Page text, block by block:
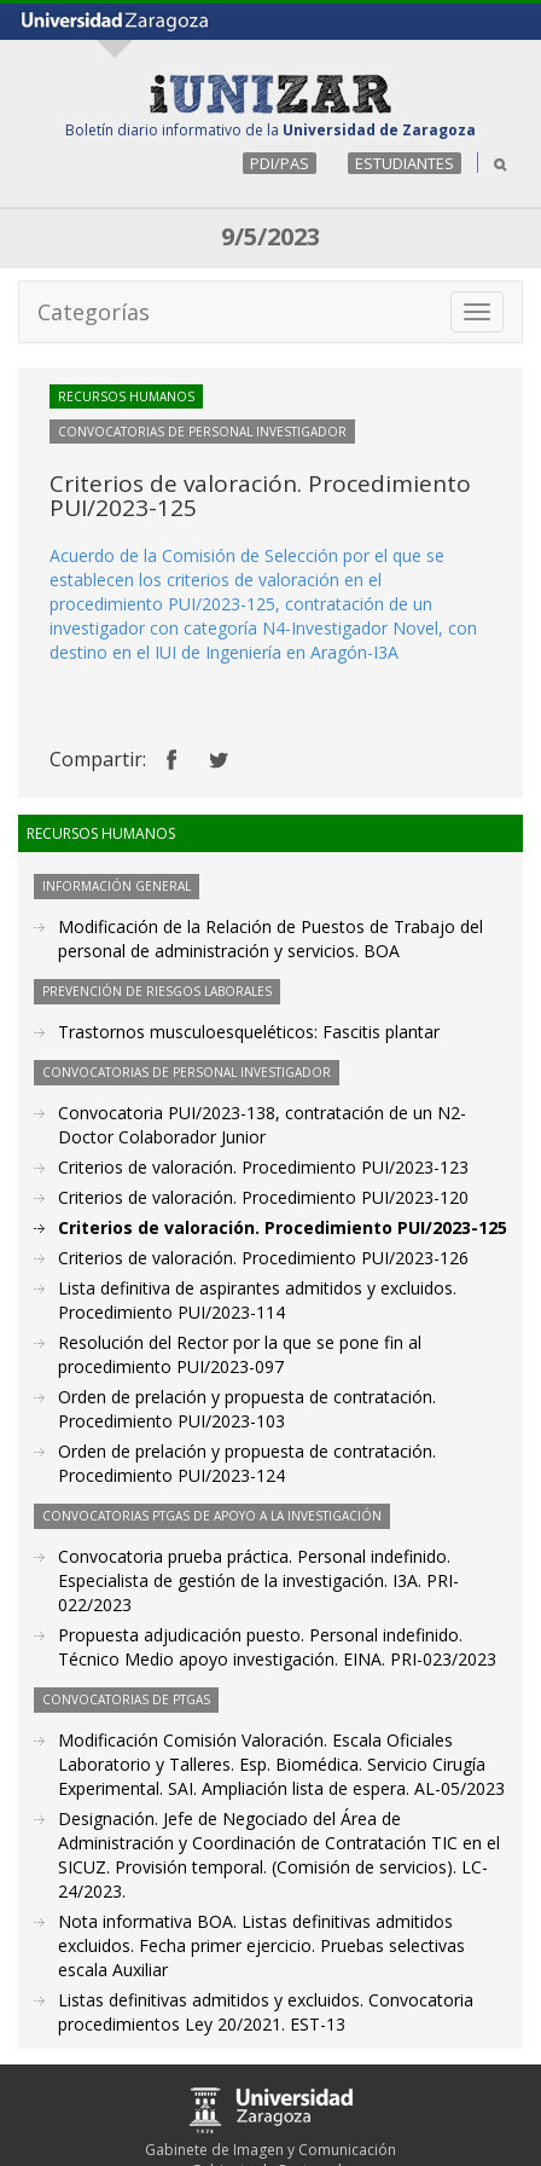
Boletín diario informativo de la Universidad de Zaragoza
PDI/PAS ESTUDIANTES
9/5/2023
Toggle
Categorías
RECURSOS HUMANOS
CONVOCATORIAS DE PERSONAL INVESTIGADOR
Criterios de valoración. Procedimiento
PUI/2023-125
Acuerdo de la Comisión de Selección por el que se
establecen los criterios de valoración en el
procedimiento PUI/2023-125, contratación de un
investigador con categoría N4-Investigador Novel, con
destino en el IUI de Ingeniería en Aragón-I3A
Compartir:
RECURSOS HUMANOS
INFORMACIÓN GENERAL
Modificación de la Relación de Puestos de Trabajo del
personal de administración y servicios. BOA
PREVENCIÓN DE RIESGOS LABORALES
Trastornos musculoesqueléticos: Fascitis plantar
CONVOCATORIAS DE PERSONAL INVESTIGADOR
Convocatoria PUI/2023-138, contratación de un N2-
Doctor Colaborador Junior
Criterios de valoración. Procedimiento PUI/2023-123
Criterios de valoración. Procedimiento PUI/2023-120
Criterios de valoración. Procedimiento PUI/2023-125
Criterios de valoración. Procedimiento PUI/2023-126
Lista definitiva de aspirantes admitidos y excluidos.
Procedimiento PUI/2023-114
Resolución del Rector por la que se pone fin al
procedimiento PUI/2023-097
Orden de prelación y propuesta de contratación.
Procedimiento PUI/2023-103
Orden de prelación y propuesta de contratación.
Procedimiento PUI/2023-124
CONVOCATORIAS PTGAS DE APOYO A LA INVESTIGACIÓN
Convocatoria prueba práctica. Personal indefinido.
Especialista de gestión de la investigación. I3A. PRI-
022/2023
Propuesta adjudicación puesto. Personal indefinido.
Técnico Medio apoyo investigación. EINA. PRI-023/2023
CONVOCATORIAS DE PTGAS
Modificación Comisión Valoración. Escala Oficiales
Laboratorio y Talleres. Esp. Biomédica. Servicio Cirugía
Experimental. SAI. Ampliación lista de espera. AL-05/2023
Designación. Jefe de Negociado del Área de
Administración y Coordinación de Contratación TIC en el
SICUZ. Provisión temporal. (Comisión de servicios). LC-
24/2023.
Nota informativa BOA. Listas definitivas admitidos
excluidos. Fecha primer ejercicio. Pruebas selectivas
escala Auxiliar
Listas definitivas admitidos y excluidos. Convocatoria
procedimientos Ley 20/2021. EST-13
Gabinete de Imagen y Comunicación